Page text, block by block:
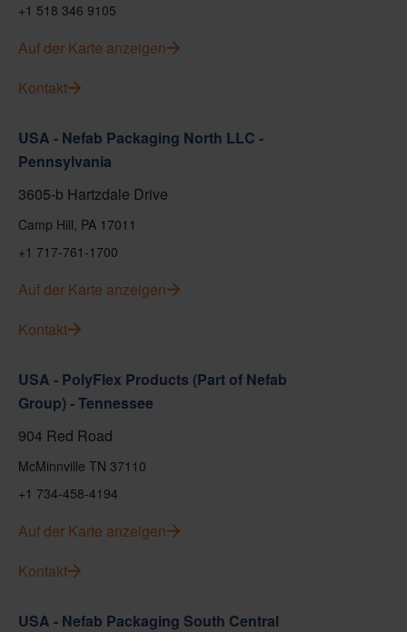
+1 518 346 9105
Auf der Karte anzeigen
Kontakt
USA - Nefab Packaging North LLC -
Pennsylvania
3605-b Hartzdale Drive
Camp Hill, PA 17011
+1 717-761-1700
Auf der Karte anzeigen
Kontakt
USA - PolyFlex Products (Part of Nefab
Group) - Tennessee
904 Red Road
McMinnville TN 37110
+1 734-458-4194
Auf der Karte anzeigen
Kontakt
USA - Nefab Packaging South Central